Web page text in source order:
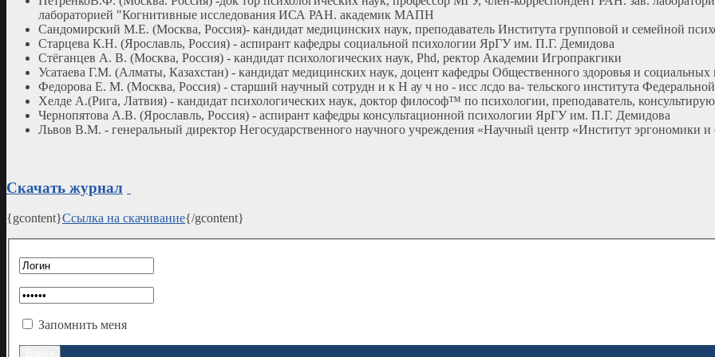
лабораторией "Когнитивные исследования ИСА РАН. академик МАПН
Сандомирский М.Е. (Москва, Россия)- кандидат медицинских наук, преподаватель Института групповой и семейной
Старцева К.Н. (Ярославль, Россия) - аспирант кафедры социальной психологии ЯрГУ им. П.Г. Демидова
Стёганцев А. В. (Москва, Россия) - кандидат психологических наук, Phd, ректор Академии Игропракгики
Усатаева Г.М. (Алматы, Казахстан) - кандидат медицинских наук, доцент кафедры Общественного здоровья и
Федорова Е. М. (Москва, Россия) - старший научный сотрудн и к Н ау ч но - исс лсдо ва- тельского института
Хелде А.(Рига, Латвия) - кандидат психологических наук, доктор философ™ по психологии, преподаватель,
Чернопятова А.В. (Ярославль, Россия) - аспирант кафедры консультационной психологии ЯрГУ им. П.Г. Демидова
Львов В.М. - генеральный директор Негосударственного научного учреждения «Научный центр «Институт эргономики и
Скачать журнал
{gcontent}Ссылка на скачивание{/gcontent}
Запомнить меня